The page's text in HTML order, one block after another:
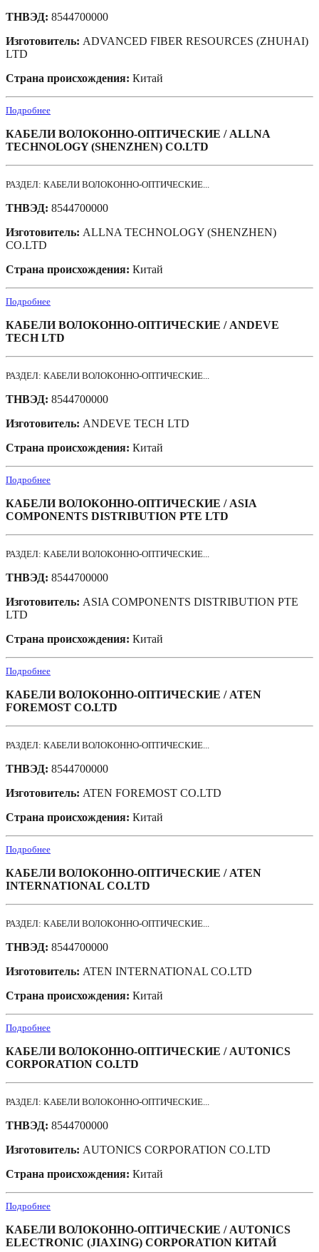
ТНВЭД: 8544700000
Изготовитель: ADVANCED FIBER RESOURCES (ZHUHAI)
LTD
Страна происхождения: Китай
Подробнее
КАБЕЛИ ВОЛОКОННО-ОПТИЧЕСКИЕ / ALLNA
TECHNOLOGY (SHENZHEN) CO.LTD
РАЗДЕЛ: КАБЕЛИ ВОЛОКОННО-ОПТИЧЕСКИЕ...
ТНВЭД: 8544700000
Изготовитель: ALLNA TECHNOLOGY (SHENZHEN)
CO.LTD
Страна происхождения: Китай
Подробнее
КАБЕЛИ ВОЛОКОННО-ОПТИЧЕСКИЕ / ANDEVE
TECH LTD
РАЗДЕЛ: КАБЕЛИ ВОЛОКОННО-ОПТИЧЕСКИЕ...
ТНВЭД: 8544700000
Изготовитель: ANDEVE TECH LTD
Страна происхождения: Китай
Подробнее
КАБЕЛИ ВОЛОКОННО-ОПТИЧЕСКИЕ / ASIA
COMPONENTS DISTRIBUTION PTE LTD
РАЗДЕЛ: КАБЕЛИ ВОЛОКОННО-ОПТИЧЕСКИЕ...
ТНВЭД: 8544700000
Изготовитель: ASIA COMPONENTS DISTRIBUTION PTE
LTD
Страна происхождения: Китай
Подробнее
КАБЕЛИ ВОЛОКОННО-ОПТИЧЕСКИЕ / ATEN
FOREMOST CO.LTD
РАЗДЕЛ: КАБЕЛИ ВОЛОКОННО-ОПТИЧЕСКИЕ...
ТНВЭД: 8544700000
Изготовитель: ATEN FOREMOST CO.LTD
Страна происхождения: Китай
Подробнее
КАБЕЛИ ВОЛОКОННО-ОПТИЧЕСКИЕ / ATEN
INTERNATIONAL CO.LTD
РАЗДЕЛ: КАБЕЛИ ВОЛОКОННО-ОПТИЧЕСКИЕ...
ТНВЭД: 8544700000
Изготовитель: ATEN INTERNATIONAL CO.LTD
Страна происхождения: Китай
Подробнее
КАБЕЛИ ВОЛОКОННО-ОПТИЧЕСКИЕ / AUTONICS
CORPORATION CO.LTD
РАЗДЕЛ: КАБЕЛИ ВОЛОКОННО-ОПТИЧЕСКИЕ...
ТНВЭД: 8544700000
Изготовитель: AUTONICS CORPORATION CO.LTD
Страна происхождения: Китай
Подробнее
КАБЕЛИ ВОЛОКОННО-ОПТИЧЕСКИЕ / AUTONICS
ELECTRONIC (JIAXING) CORPORATION КИТАЙ